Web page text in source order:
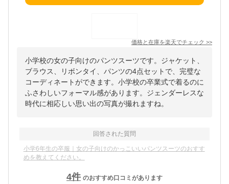
価格と在庫を楽天でチェック >>
小学校の女の子向けのパンツスーツです。ジャケット、
ブラウス、リボンタイ、パンツの4点セットで、完璧な
コーディネートができます。小学校の卒業式で着るのに
ふさわしいフォーマル感があります。ジェンダーレスな
時代に相応しい思い出の写真が撮れますね。
回答された質問
小学6年生の卒服｜女の子向けのかっこいいパンツスーツのおすす
めを教えてください。
4件 のおすすめ口コミがあります